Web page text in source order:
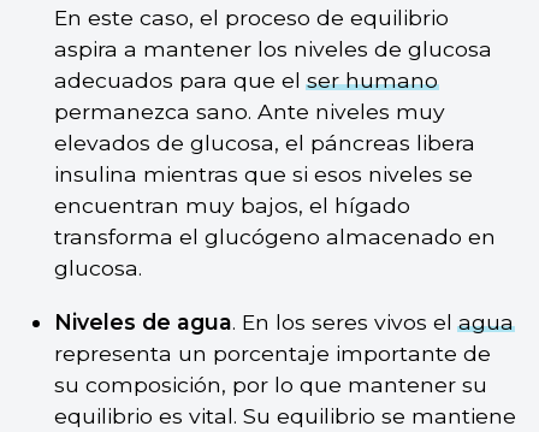
En este caso, el proceso de equilibrio
aspira a mantener los niveles de glucosa
adecuados para que elser humano
permanezca sano. Ante niveles muy
elevados de glucosa, el páncreas libera
insulina mientras que si esos niveles se
encuentran muy bajos, el hígado
transforma el glucógeno almacenado en
glucosa.
Niveles de agua. En los seres vivos elagua
representa un porcentaje importante de
su composición, por lo que mantener su
equilibrio es vital. Su equilibrio se mantiene